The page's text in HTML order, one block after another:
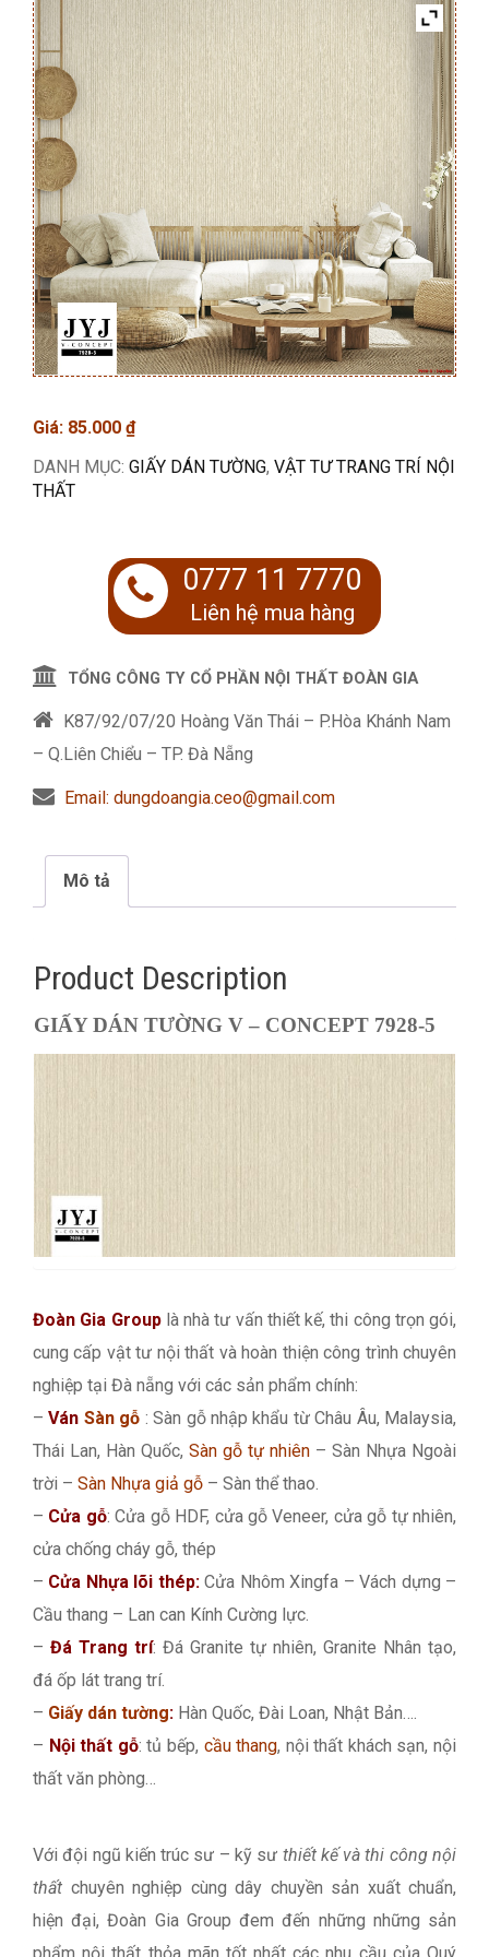
Giá: 85.000 ₫
DANH MỤC: GIẤY DÁN TƯỜNG, VẬT TƯ TRANG TRÍ NỘI
THẤT
0777 11 7770
Liên hệ mua hàng
TỔNG CÔNG TY CỔ PHẦN NỘI THẤT ĐOÀN GIA
K87/92/07/20 Hoàng Văn Thái – P.Hòa Khánh Nam
– Q.Liên Chiểu – TP. Đà Nẵng
Email: dungdoangia.ceo@gmail.com
Mô tả
Product Description
GIẤY DÁN TƯỜNG V – CONCEPT 7928-5
Đoàn Gia Grouplà nhà tư vấn thiết kế, thi công trọn gói,
cung cấp vật tư nội thất và hoàn thiện công trình chuyên
nghiệp tại Đà nẵng với các sản phẩm chính:
–Ván Sàn gỗ : Sàn gỗ nhập khẩu từ Châu Âu, Malaysia,
Thái Lan, Hàn Quốc, Sàn gỗ tự nhiên – Sàn Nhựa Ngoài
trời – Sàn Nhựa giả gỗ – Sàn thể thao.
– Cửa gỗ: Cửa gỗ HDF, cửa gỗ Veneer, cửa gỗ tự nhiên,
cửa chống cháy gỗ, thép
– Cửa Nhựa lõi thép:Cửa Nhôm Xingfa – Vách dựng –
Cầu thang – Lan can Kính Cường lực.
– Đá Trang trí: Đá Granite tự nhiên, Granite Nhân tạo,
đá ốp lát trang trí.
– Giấy dán tường: Hàn Quốc, Đài Loan, Nhật Bản….
– Nội thất gỗ: tủ bếp, cầu thang, nội thất khách sạn, nội
thất văn phòng…
Với đội ngũ kiến trúc sư – kỹ sư thiết kế và thi công nội
thất chuyên nghiệp cùng dây chuyền sản xuất chuẩn,
hiện đại, Đoàn Gia Group đem đến những những sản